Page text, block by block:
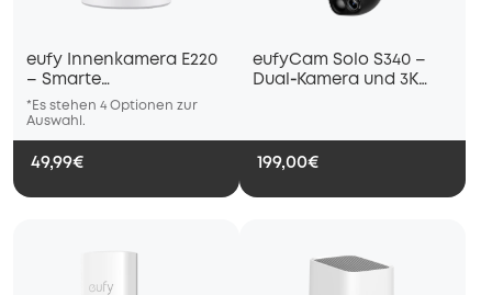
eufy Innenkamera E220
– Smarte
Personenerkennung,
360° Bewegung
*Es stehen 4 Optionen zur
Auswahl.
49,99€
eufyCam Solo S340 –
Dual‑Kamera und 3K
199,00€